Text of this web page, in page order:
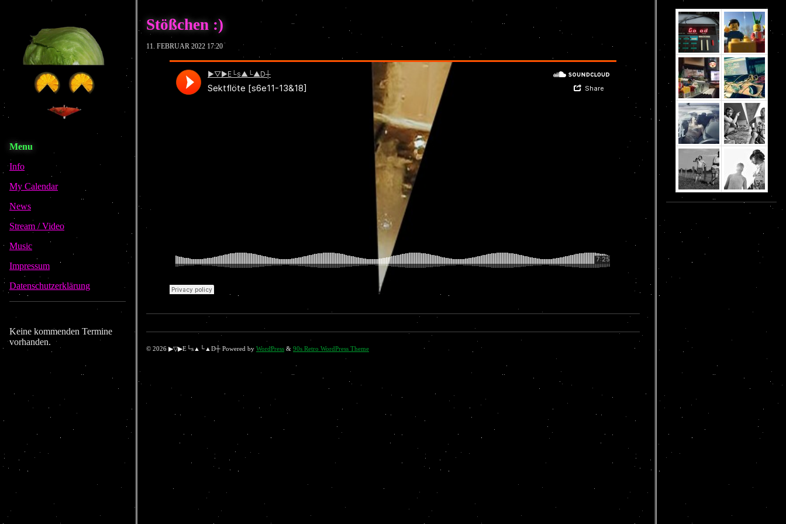
Menu
Info
My Calendar
News
Stream / Video
Music
Impressum
Datenschutzerklärung
Keine kommenden Termine
vorhanden.
Stößchen :)
11. FEBRUAR 2022 17:20
© 2026 ▶▽▶E└s▲└▲D┼ Powered by WordPress & 90s Retro WordPress Theme